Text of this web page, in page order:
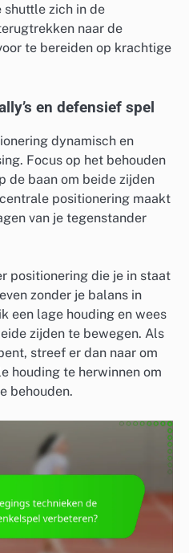
zich in de
naar de
te bereiden op krachtige
en defensief spel
dynamisch en
Focus op het behouden
de baan om beide zijden
positionering maakt
van je tegenstander
positionering die je in staat
zonder je balans in
een lage houding en wees
zijden te bewegen. Als
streef er dan naar om
houding te herwinnen om
behouden.